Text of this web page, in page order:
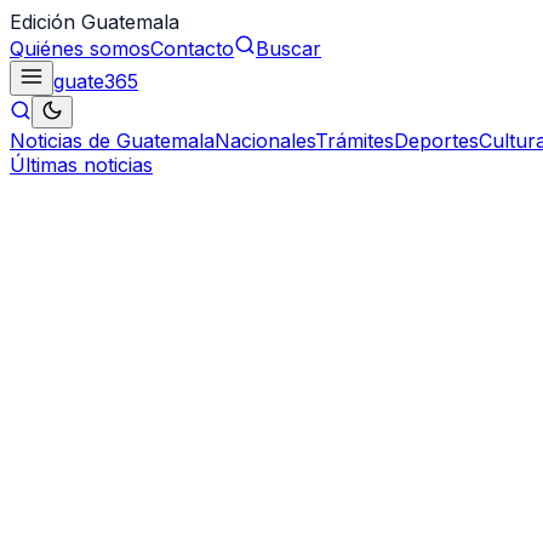
Edición Guatemala
Quiénes somosContacto
Buscar
guate365
Noticias de GuatemalaNacionalesTrámitesDeportes
Últimas noticias